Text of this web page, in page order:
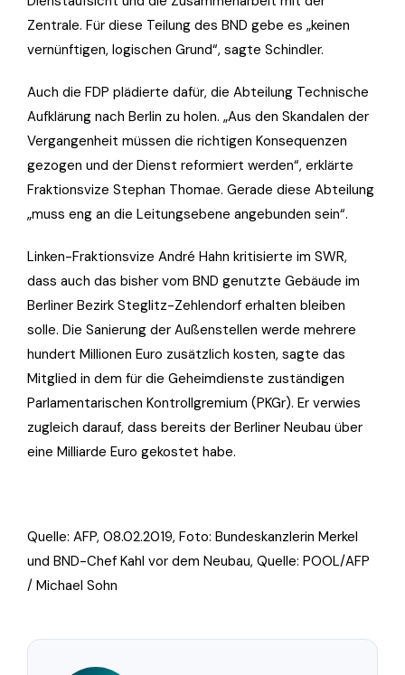
Zentrale. Für diese Teilung des BND gebe es „keinen
vernünftigen, logischen Grund“, sagte Schindler.
Auch die FDP plädierte dafür, die Abteilung Technische
Aufklärung nach Berlin zu holen. „Aus den Skandalen der
Vergangenheit müssen die richtigen Konsequenzen
gezogen und der Dienst reformiert werden“, erklärte
Fraktionsvize Stephan Thomae. Gerade diese Abteilung
„muss eng an die Leitungsebene angebunden sein“.
Linken-Fraktionsvize André Hahn kritisierte im SWR,
dass auch das bisher vom BND genutzte Gebäude im
Berliner Bezirk Steglitz-Zehlendorf erhalten bleiben
solle. Die Sanierung der Außenstellen werde mehrere
hundert Millionen Euro zusätzlich kosten, sagte das
Mitglied in dem für die Geheimdienste zuständigen
Parlamentarischen Kontrollgremium (PKGr). Er verwies
zugleich darauf, dass bereits der Berliner Neubau über
eine Milliarde Euro gekostet habe.
Quelle: AFP, 08.02.2019, Foto: Bundeskanzlerin Merkel
und BND-Chef Kahl vor dem Neubau, Quelle: POOL/AFP
/ Michael Sohn